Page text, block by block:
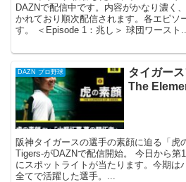
DAZNで配信中です。内容がかなり濃く
かれており順次配信されます。各エピソ
す。 ＜Episode 1：兆し＞ 球団ワースト
DAZN プロ野球
タイガー
The
阪神タイガースの選手の素顔に迫る「虎
Tigers-がDAZNで配信開始。 今日から第
にスポットライトが当たります。今期は
全てで活躍した選手。...